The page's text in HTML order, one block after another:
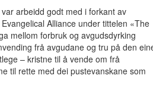
arbeidd godt med i forkant av
Alliance under tittelen «The
mellom forbruk og avgudsdyrking
frå avgudane og tru på den
– kristne til å vende om frå
til rette med dei pustevanskane som